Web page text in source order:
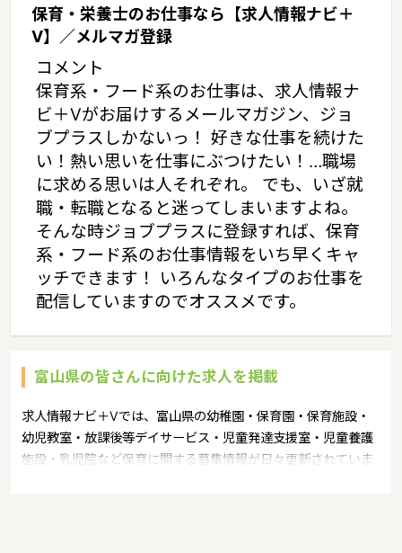
保育・栄養士のお仕事なら【求人情報ナビ＋
V】／メルマガ登録
コメント
保育系・フード系のお仕事は、求人情報ナ
ビ＋Vがお届けするメールマガジン、ジョ
ブプラスしかないっ！ 好きな仕事を続けた
い！熱い思いを仕事にぶつけたい！…職場
に求める思いは人それぞれ。 でも、いざ就
職・転職となると迷ってしまいますよね。
そんな時ジョブプラスに登録すれば、保育
系・フード系のお仕事情報をいち早くキャ
ッチできます！ いろんなタイプのお仕事を
配信していますのでオススメです。
富山県の皆さんに向けた求人を掲載
求人情報ナビ＋Vでは、富山県の幼稚園・保育園・保育施設・
幼児教室・放課後等デイサービス・児童発達支援室・児童養護
施設・乳児院など保育に関する募集情報が日々更新されていま